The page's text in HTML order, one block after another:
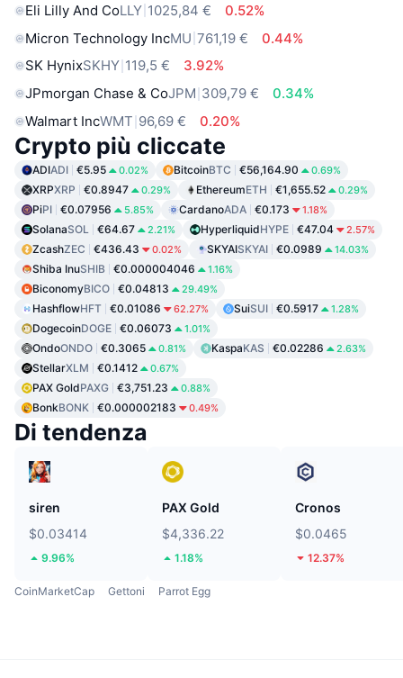
Eli Lilly And CoLLY 1025,84 €
0.52%
Micron Technology IncMU 761,19 €
0.44%
SK HynixSKHY 119,5 €
3.92%
JPmorgan Chase & CoJPM 309,79 €
0.34%
Walmart IncWMT 96,69 € 0.20%
Crypto più cliccate
ADIADI €5.95 0.02% BitcoinBTC €56,164.90 0.69%
XRPXRP €0.8947 0.29% EthereumETH €1,655.52 0.29%
PiPI €0.07956 5.85% CardanoADA €0.173 1.18%
SolanaSOL €64.67 2.21% HyperliquidHYPE €47.04 2.57%
ZcashZEC €436.43 0.02% SKYAISKYAI €0.0989 14.03%
Shiba InuSHIB €0.000004046 1.16%
BiconomyBICO €0.04813 29.49%
HashflowHFT €0.01086 62.27% SuiSUI €0.5917 1.28%
DogecoinDOGE €0.06073 1.01%
OndoONDO €0.3065 0.81% KaspaKAS €0.02286 2.63%
StellarXLM €0.1412 0.67%
PAX GoldPAXG €3,751.23 0.88%
BonkBONK €0.000002183 0.49%
Di tendenza
siren
$0.03414
9.96%
PAX Gold
$4,336.22
1.18%
Cronos
$0.0465
12.37%
CoinMarketCap Gettoni Parrot Egg